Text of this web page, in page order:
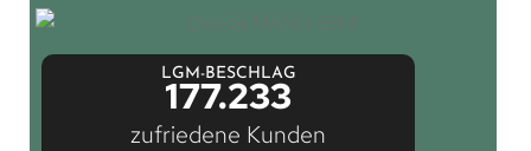
LGM-BESCHLAG
177.233
zufriedene Kunden